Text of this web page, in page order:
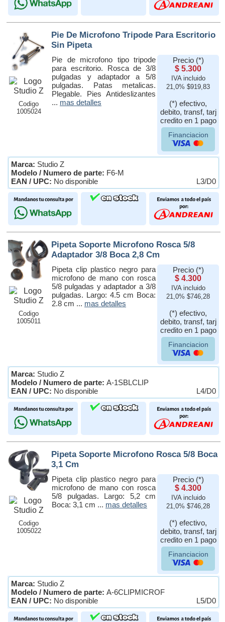
Codigo
1005024
Pie De Microfono Tripode Para Escritorio
Sin Pipeta
Pie de microfono tipo tripode
para escritorio. Rosca de 3/8
pulgadas y adaptador a 5/8
pulgadas. Patas metalicas.
Plegable. Pies Antideslizantes
... mas detalles
Precio (*)
$ 5.300
IVA incluido
21,0% $919,83
(*) efectivo,
debito, transf, tarj
credito en 1 pago
Financiacion
Marca: Studio Z
Modelo / Numero de parte: F6-M
EAN / UPC: No disponible L3/D0
Codigo
1005011
Pipeta Soporte Microfono Rosca 5/8
Adaptador 3/8 Boca 2,8 Cm
Pipeta clip plastico negro para
microfono de mano con rosca
5/8 pulgadas y adaptador a 3/8
pulgadas. Largo: 4.5 cm Boca:
2.8 cm ... mas detalles
Precio (*)
$ 4.300
IVA incluido
21,0% $746,28
(*) efectivo,
debito, transf, tarj
credito en 1 pago
Financiacion
Marca: Studio Z
Modelo / Numero de parte: A-1SBLCLIP
EAN / UPC: No disponible L4/D0
Codigo
1005022
Pipeta Soporte Microfono Rosca 5/8 Boca
3,1 Cm
Pipeta clip plastico negro para
microfono de mano con rosca
5/8 pulgadas. Largo: 5,2 cm
Boca: 3,1 cm ... mas detalles
Precio (*)
$ 4.300
IVA incluido
21,0% $746,28
(*) efectivo,
debito, transf, tarj
credito en 1 pago
Financiacion
Marca: Studio Z
Modelo / Numero de parte: A-6CLIPMICROF
EAN / UPC: No disponible L5/D0